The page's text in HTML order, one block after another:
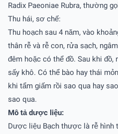
Radix Paeoniae Rubra, thường
Thu hái, sơ chế:
Thu hoạch sau 4 năm, vào
thân rễ và rễ con, rửa sạch,
đêm hoặc có thể đồ. Sau khi
sấy khô. Có thể bào hay thái
khi tẩm giấm rồi sao qua hay
sao qua.
Mô tả dược liệu:
Dược liệu Bạch thược là rễ hình